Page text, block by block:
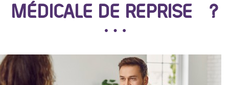
MÉDICALE DE REPRISE ?